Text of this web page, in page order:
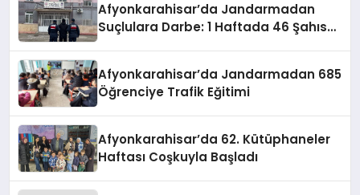
Afyonkarahisar’da Jandarmadan
Suçlulara Darbe: 1 Haftada 46 Şahıs
Afyonkarahisar’da Jandarmadan 685
Öğrenciye Trafik Eğitimi
Afyonkarahisar’da 62. Kütüphaneler
Haftası Coşkuyla Başladı